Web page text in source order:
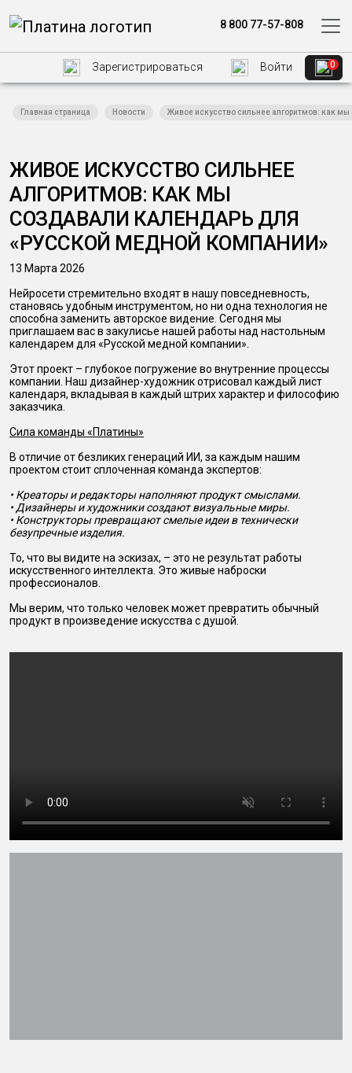
8 800 77-57-808
Зарегистрироваться Войти 0
Главная страница Новости Живое искусство сильнее алгоритмов: как
ЖИВОЕ ИСКУССТВО СИЛЬНЕЕ
АЛГОРИТМОВ: КАК МЫ
СОЗДАВАЛИ КАЛЕНДАРЬ ДЛЯ
«РУССКОЙ МЕДНОЙ КОМПАНИИ»
13 Марта 2026
Нейросети стремительно входят в нашу повседневность,
становясь удобным инструментом, но ни одна технология не
способна заменить авторское видение. Сегодня мы
приглашаем вас в закулисье нашей работы над настольным
календарем для «Русской медной компании».
Этот проект – глубокое погружение во внутренние процессы
компании. Наш дизайнер-художник отрисовал каждый лист
календаря, вкладывая в каждый штрих характер и философию
заказчика.
Сила команды «Платины»
В отличие от безликих генераций ИИ, за каждым нашим
проектом стоит сплоченная команда экспертов:
• Креаторы и редакторы наполняют продукт смыслами.
• Дизайнеры и художники создают визуальные миры.
• Конструкторы превращают смелые идеи в технически
безупречные изделия.
То, что вы видите на эскизах, – это не результат работы
искусственного интеллекта. Это живые наброски
профессионалов.
Мы верим, что только человек может превратить обычный
продукт в произведение искусства с душой.